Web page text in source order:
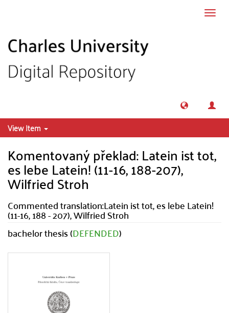
View Item
Komentovaný překlad: Latein ist tot,
es lebe Latein! (11-16, 188-207),
Wilfried Stroh
Commented translation:Latein ist tot, es lebe Latein!
(11-16, 188 - 207), Wilfried Stroh
bachelor thesis (DEFENDED)